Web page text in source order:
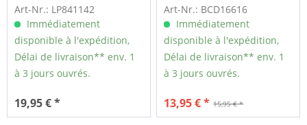
Art-Nr.: LP841142
Immédiatement
disponible à l'expédition,
Délai de livraison** env. 1
à 3 jours ouvrés.
19,95 € *
Art-Nr.: BCD16616
Immédiatement
disponible à l'expédition,
Délai de livraison** env. 1
à 3 jours ouvrés.
15,95 € *
13,95 € *